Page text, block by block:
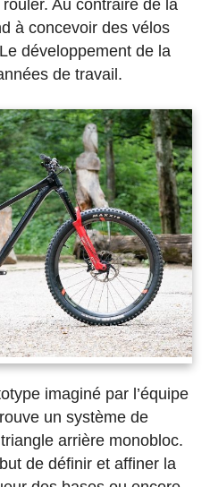
Au contraire de la
à concevoir des vélos
développement de la
de travail.
imaginé par l’équipe
un système de
arrière monobloc.
de définir et affiner la